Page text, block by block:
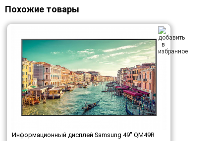
Похожие товары
Информационный дисплей Samsung 49" QM49R